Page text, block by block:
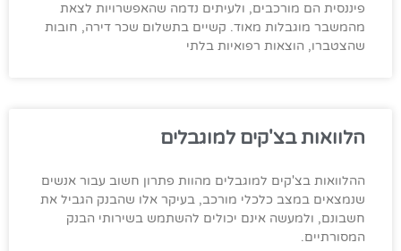
פיננסית הם מורכבים, ולעיתים נדמה שהאפשרויות לצאת
מהמשבר מוגבלות מאוד. קשיים בתשלום שכר דירה, חובות
שהצטברו, הוצאות רפואיות בלתי
הלוואות בצ'קים למוגבלים
ההלוואות בצ'קים למוגבלים מהוות פתרון חשוב עבור אנשים
שנמצאים במצב כלכלי מורכב, בעיקר אלו שהבנק הגביל את
חשבונם, ולמעשה אינם יכולים להשתמש בשירותי הבנק
המסורתיים.